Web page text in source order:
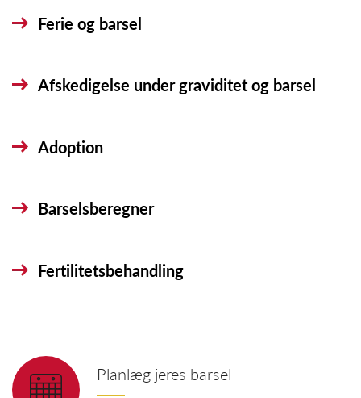
Ferie og barsel
Afskedigelse under graviditet og barsel
Adoption
Barselsberegner
Fertilitetsbehandling
Planlæg jeres barsel